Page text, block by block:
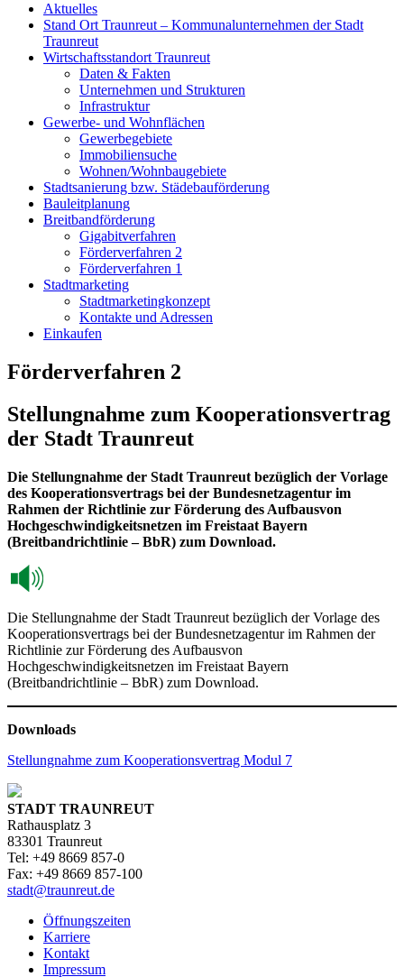
Aktuelles
Stand Ort Traunreut – Kommunalunternehmen der Stadt
Traunreut
Wirtschaftsstandort Traunreut
Daten & Fakten
Unternehmen und Strukturen
Infrastruktur
Gewerbe- und Wohnflächen
Gewerbegebiete
Immobiliensuche
Wohnen/Wohnbaugebiete
Stadtsanierung bzw. Städebauförderung
Bauleitplanung
Breitbandförderung
Gigabitverfahren
Förderverfahren 2
Förderverfahren 1
Stadtmarketing
Stadtmarketingkonzept
Kontakte und Adressen
Einkaufen
Förderverfahren 2
Stellungnahme zum Kooperationsvertrag
der Stadt Traunreut
Die Stellungnahme der Stadt Traunreut bezüglich der Vorlage
des Kooperationsvertrags bei der Bundesnetzagentur im
Rahmen der Richtlinie zur Förderung des Aufbausvon
Hochgeschwindigkeitsnetzen im Freistaat Bayern
(Breitbandrichtlinie – BbR) zum Download.
Die Stellungnahme der Stadt Traunreut bezüglich der Vorlage des
Kooperationsvertrags bei der Bundesnetzagentur im Rahmen der
Richtlinie zur Förderung des Aufbausvon
Hochgeschwindigkeitsnetzen im Freistaat Bayern
(Breitbandrichtlinie – BbR) zum Download.
Downloads
Stellungnahme zum Kooperationsvertrag Modul 7
STADT TRAUNREUT
Rathausplatz 3
83301 Traunreut
Tel: +49 8669 857-0
Fax: +49 8669 857-100
stadt@traunreut.de
Öffnungszeiten
Karriere
Kontakt
Impressum